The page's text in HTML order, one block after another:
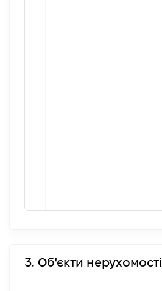
3. Об'єкти нерухомості